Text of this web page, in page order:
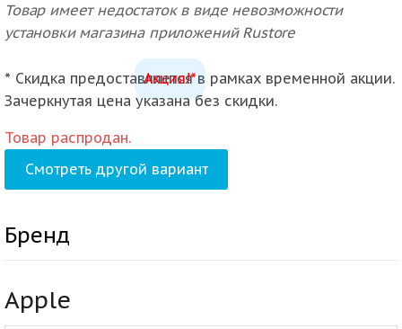
Товар имеет недостаток в виде невозможности
установки магазина приложений Rustore
Акция!*
* Скидка предоставляется в рамках временной акции.
Зачеркнутая цена указана без скидки.
Товар распродан.
Смотреть другой вариант
Бренд
Apple